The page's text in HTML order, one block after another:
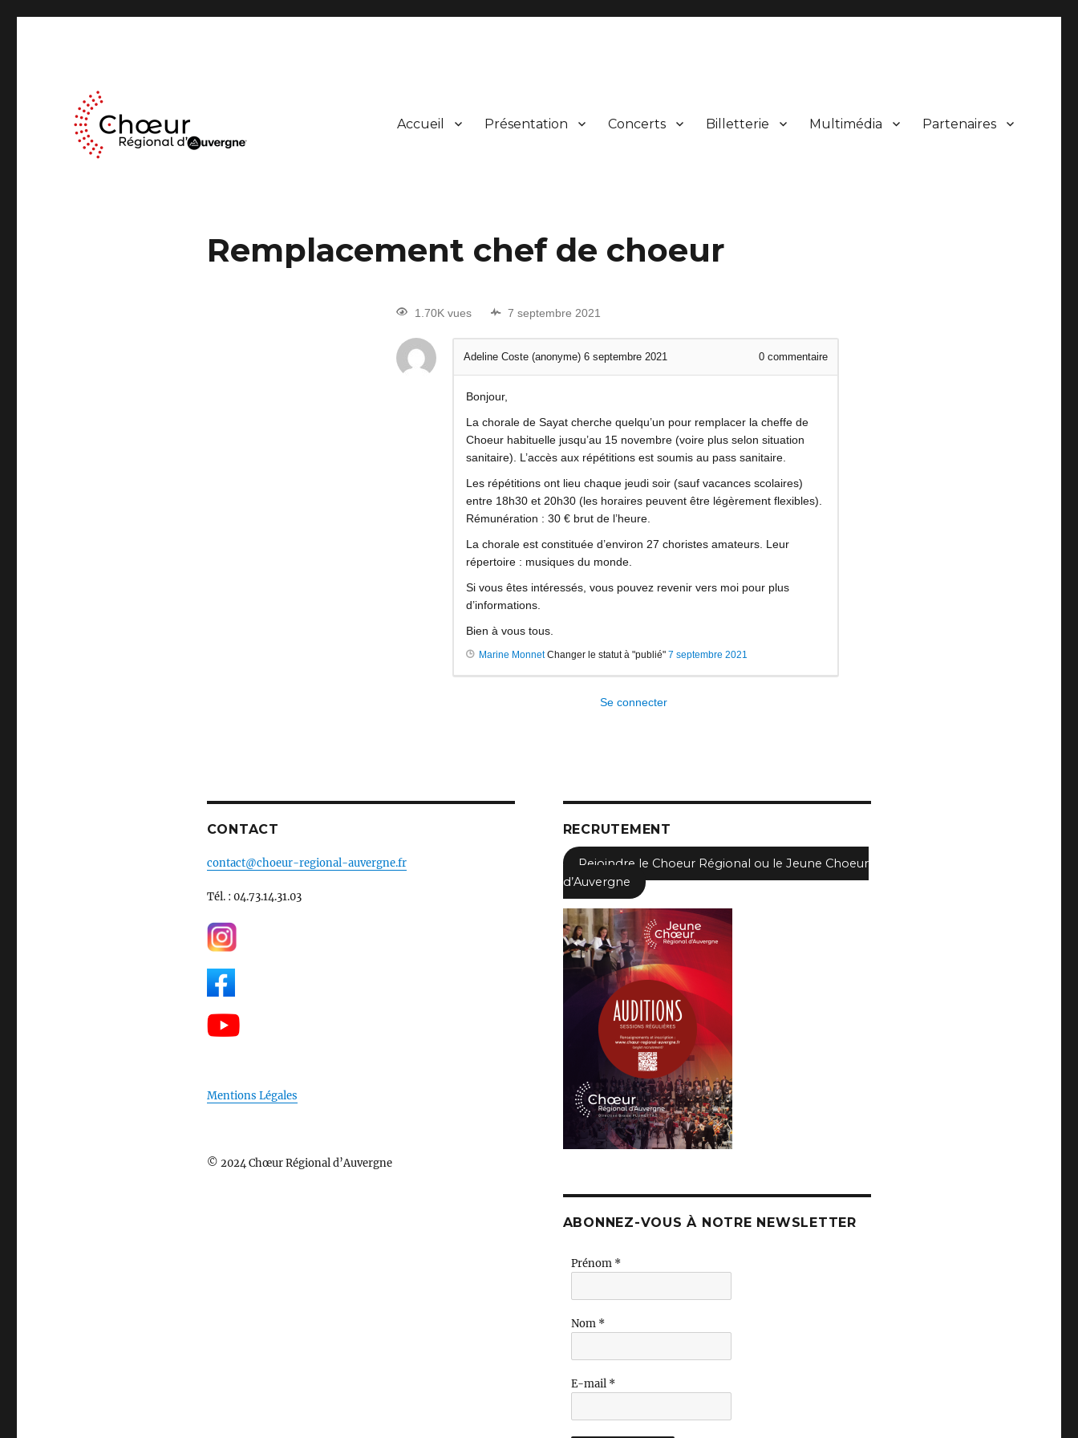
Accueil Présentation Concerts Billetterie Multimédia Partenaires
Remplacement chef de choeur
1.70K vues 7 septembre 2021
Adeline Coste (anonyme)6 septembre 2021 0 commentaire
Bonjour,
La chorale de Sayat cherche quelqu’un pour remplacer la cheffe de
Choeur habituelle jusqu’au 15 novembre (voire plus selon situation
sanitaire). L’accès aux répétitions est soumis au pass sanitaire.
Les répétitions ont lieu chaque jeudi soir (sauf vacances scolaires)
entre 18h30 et 20h30 (les horaires peuvent être légèrement flexibles).
Rémunération : 30 € brut de l’heure.
La chorale est constituée d’environ 27 choristes amateurs. Leur
répertoire : musiques du monde.
Si vous êtes intéressés, vous pouvez revenir vers moi pour plus
d’informations.
Bien à vous tous.
Marine MonnetChanger le statut à "publié"7 septembre 2021
Se connecter
CONTACT
contact@choeur-regional-auvergne.fr
Tél. : 04.73.14.31.03
Mentions Légales
© 2024 Chœur Régional d’Auvergne
RECRUTEMENT
Rejoindre le Choeur Régional ou le Jeune Choeur
d’Auvergne
ABONNEZ-VOUS À NOTRE NEWSLETTER
Prénom *
Nom *
E-mail *